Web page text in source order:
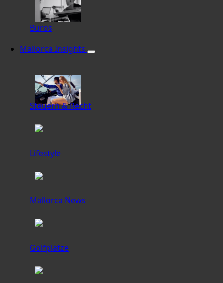
Büros
Mallorca Insights
Steuern & Recht
Lifestyle
Mallorca News
Golfplätze